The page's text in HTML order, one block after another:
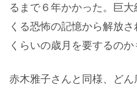
るまで６年かかった。巨
くる恐怖の記憶から解放
くらいの歳月を要するのか
赤木雅子さんと同様、ど